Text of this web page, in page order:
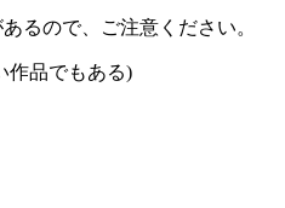
るので、ご注意ください。
作品でもある)